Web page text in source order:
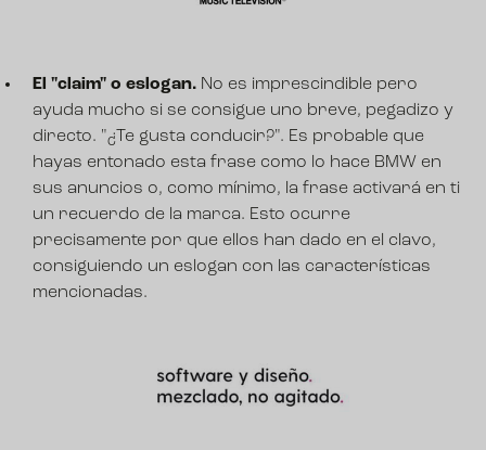
El "claim" o eslogan. No es imprescindible pero
ayuda mucho si se consigue uno breve, pegadizo y
directo. "¿Te gusta conducir?". Es probable que
hayas entonado esta frase como lo hace BMW en
sus anuncios o, como mínimo, la frase activará en ti
un recuerdo de la marca. Esto ocurre
precisamente por que ellos han dado en el clavo,
consiguiendo un eslogan con las características
mencionadas.